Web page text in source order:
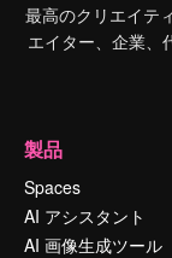
最高のクリエイテ
エイター、企業、
製品
Spaces
AI アシスタント
AI 画像生成ツール